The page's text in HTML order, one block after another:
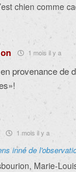
chien comme
1 mois il y a
provenance de
1 mois il y a
inné de
Marie-